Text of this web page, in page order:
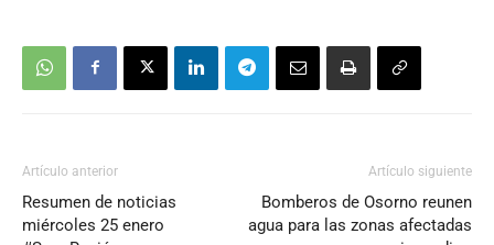
Artículo anterior
Resumen de noticias
miércoles 25 enero
Artículo siguiente
Bomberos de Osorno reunen
agua para las zonas afectadas